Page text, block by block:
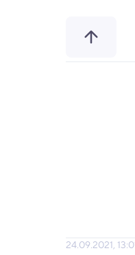
24.09.2021,